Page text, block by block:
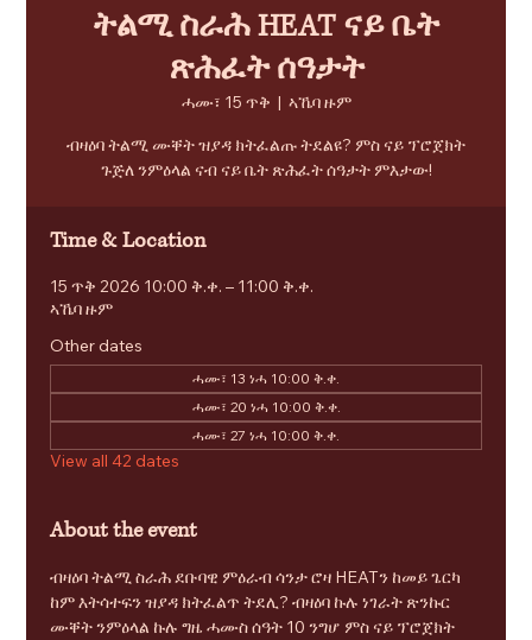
ትልሚ ስራሕ HEAT ናይ ቤት
ጽሕፈት ሰዓታት
ሓሙ፣ 15 ጥቅ
  |
ኣኼባ ዙም
ብዛዕባ ትልሚ ሙቐት ዝያዳ ክትፈልጡ ትደልዩ? ምስ ናይ ፕሮጀክት
ጉጅለ ንምዕላል ናብ ናይ ቤት ጽሕፈት ሰዓታት ምእታው!
Time & Location
15 ጥቅ 2026 10:00 ቅ.ቀ. – 11:00 ቅ.ቀ.
ኣኼባ ዙም
Other dates
ሓሙ፣ 13 ነሓ 10:00 ቅ.ቀ.
ሓሙ፣ 20 ነሓ 10:00 ቅ.ቀ.
ሓሙ፣ 27 ነሓ 10:00 ቅ.ቀ.
View all 42 dates
About the event
ብዛዕባ ትልሚ ስራሕ ደቡባዊ ምዕራብ ሳንታ ሮዛ HEATን ከመይ ጌርካ
ከም እትሳተፍን ዝያዳ ክትፈልጥ ትደሊ? ብዛዕባ ኩሉ ነገራት ጽንኩር
ሙቐት ንምዕላል ኩሉ ግዜ ሓሙስ ሰዓት 10 ንግሆ ምስ ናይ ፕሮጀክት